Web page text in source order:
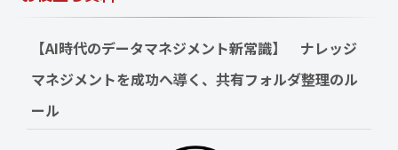
【AI時代のデータマネジメント新常識】　ナレッジ
マネジメントを成功へ導く、共有フォルダ整理のル
ール